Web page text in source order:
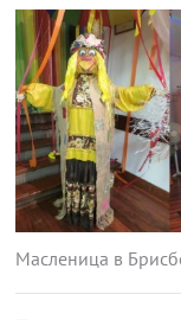
Масленица в